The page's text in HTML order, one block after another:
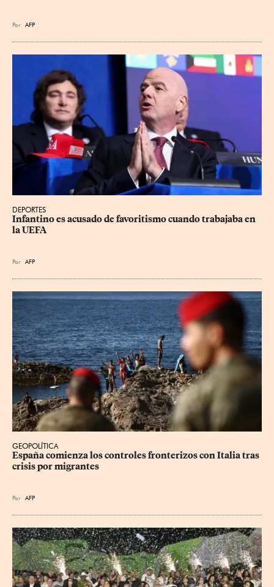
Por AFP
DEPORTES
Infantino es acusado de favoritismo cuando trabajaba en
la UEFA
Por AFP
GEOPOLÍTICA
España comienza los controles fronterizos con Italia tras
crisis por migrantes
Por AFP